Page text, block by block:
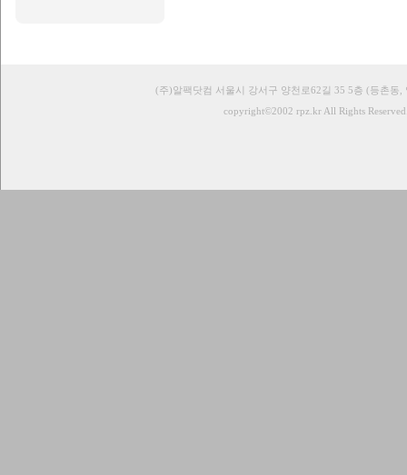
(주)알팩닷컴 서울시 강서구 양천로62길 35 5층 (등촌동,
copyright©2002 rpz.kr All Rights